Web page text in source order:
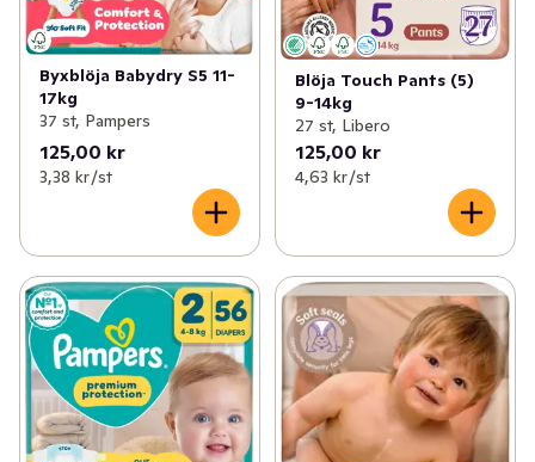
Byxblöja Babydry S5 11-
17kg
37 st, Pampers
125,00 kr
3,38 kr /st
Blöja Touch Pants (5)
9-14kg
27 st, Libero
125,00 kr
4,63 kr /st